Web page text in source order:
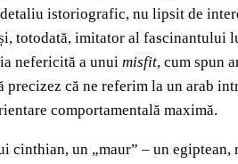
istoriografic, nu lipsit de
totodată, imitator al fascinantului
nefericită a unui misfit, cum spun
că ne referim la un arab
comportamentală maximă.
un „maur” – un